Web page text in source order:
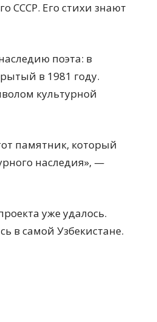
СССР. Его стихи знают
поэта: в
в 1981 году.
культурной
памятник, который
наследия», —
уже удалось.
в самой Узбекистане.